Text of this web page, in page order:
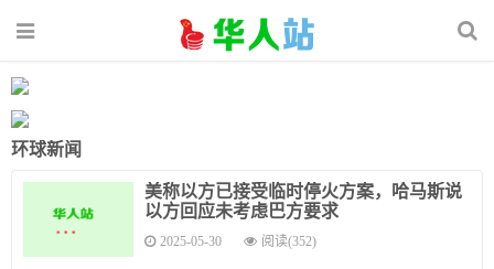
环球新闻
美称以方已接受临时停火方案，哈马斯说
以方回应未考虑巴方要求
2025-05-30 阅读(352)